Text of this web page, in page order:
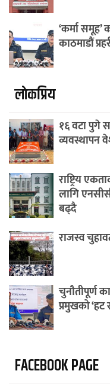
‘कर्मा समूह’
काठमाडौं
लाेकप्रिय
१६ वटा पुगे
व्यवस्थापन
राष्ट्रिय
लागि
बढ्दै
राजस्व
चुनौतीपूर्ण
प्रमुखको ‘हट
FACEBOOK PAGE